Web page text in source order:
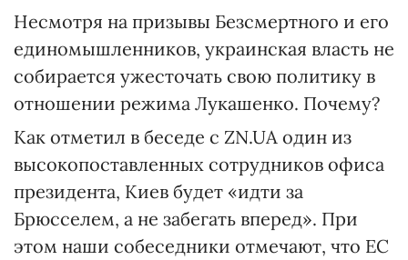
Несмотря на призывы Безсмертного и его
единомышленников, украинская власть не
собирается ужесточать свою политику в
отношении режима Лукашенко. Почему?
Как отметил в беседе с ZN.UA один из
высокопоставленных сотрудников офиса
президента, Киев будет «идти за
Брюсселем, а не забегать вперед». При
этом наши собеседники отмечают, что ЕС